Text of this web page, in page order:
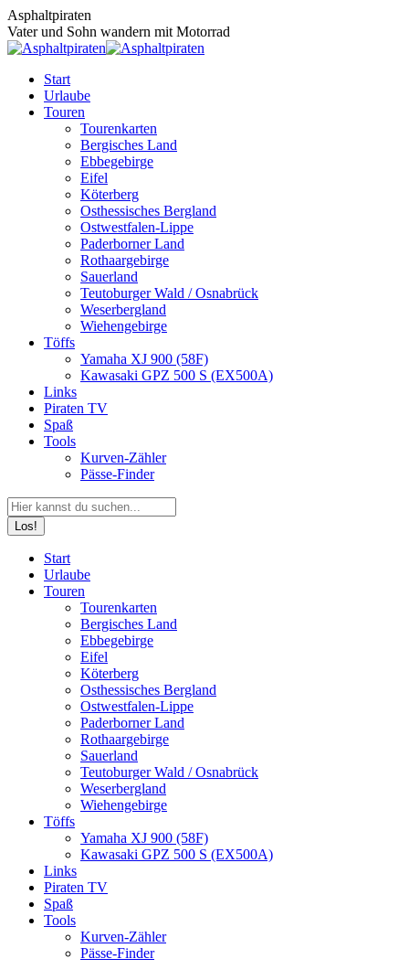
Zum
Inhalt
springen
Asphaltpiraten
Vater und Sohn wandern mit Motorrad
Start
Urlaube
Touren
Tourenkarten
Bergisches Land
Ebbegebirge
Eifel
Köterberg
Osthessisches Bergland
Ostwestfalen-Lippe
Paderborner Land
Rothaargebirge
Sauerland
Teutoburger Wald / Osnabrück
Weserbergland
Wiehengebirge
Töffs
Yamaha XJ 900 (58F)
Kawasaki GPZ 500 S (EX500A)
Links
Piraten TV
Spaß
Tools
Kurven-Zähler
Pässe-Finder
Search:
page
opens
page
opens
page
opens
Start
Urlaube
Touren
Tourenkarten
Bergisches Land
Ebbegebirge
Eifel
Köterberg
Osthessisches Bergland
Ostwestfalen-Lippe
Paderborner Land
Rothaargebirge
Sauerland
Teutoburger Wald / Osnabrück
Weserbergland
Wiehengebirge
Töffs
Yamaha XJ 900 (58F)
Kawasaki GPZ 500 S (EX500A)
Links
Piraten TV
Spaß
Tools
Kurven-Zähler
Pässe-Finder